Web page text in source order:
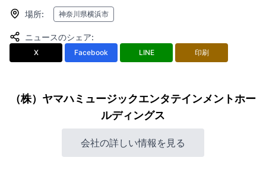
場所: 神奈川県横浜市
ニュースのシェア:
X Facebook LINE 印刷
（株）ヤマハミュージックエンタテインメントホー
ルディングス
会社の詳しい情報を見る